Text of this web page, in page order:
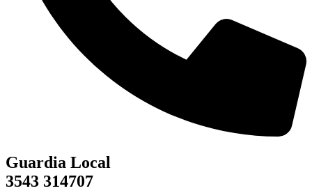
Guardia Local
3543 314707